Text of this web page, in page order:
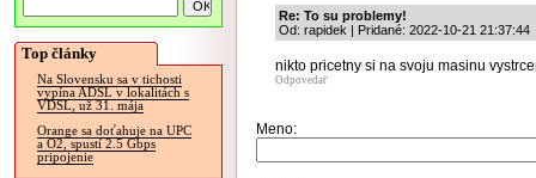
Top články
Na Slovensku sa v tichosti
vypína ADSL v lokalitách s
VDSL, už 31. mája
Orange sa doťahuje na UPC
a O2, spustí 2.5 Gbps
pripojenie
Re: To su problemy!
Od: rapidek | Pridané: 2022-10-21 21:37:44
nikto pricetny si na svoju masinu
Odpovedať
Meno: